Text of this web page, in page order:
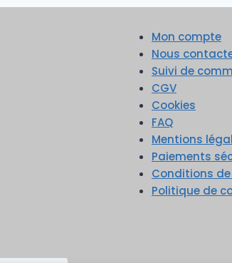
Mon compte
Nous
Suivi de
CGV
Cookies
FAQ
Mentions
Paiements
Conditions
Politique de